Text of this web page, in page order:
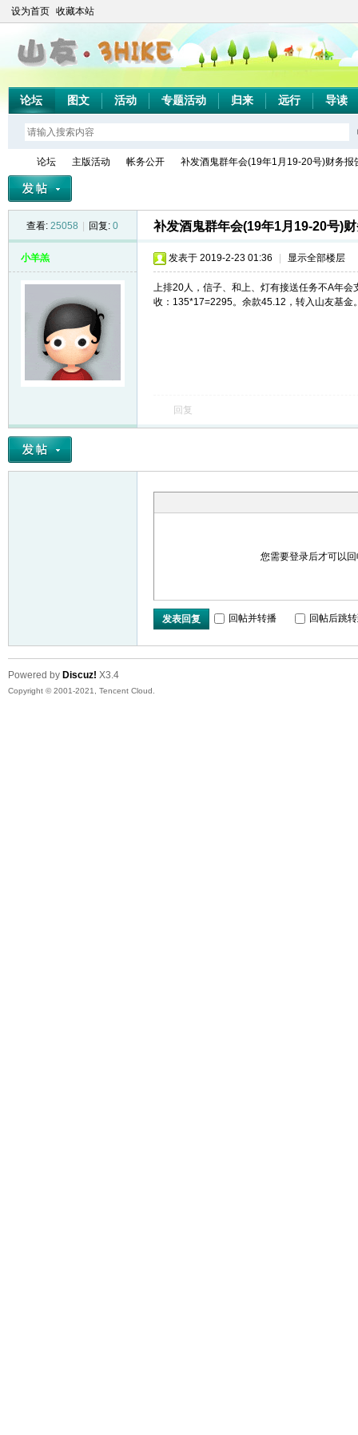
设为首页 收藏本站
论坛 图文 活动 专题活动 归来 远行 导读
论坛
›
主版活动
›
帐务公开
›
补发酒鬼群年会(19年1月19-20号)财务报
查看: 25058 回复: 0 补发酒鬼群年会(19年1月19-20号)
小羊羔 发表于 2019-2-23 01:36 显示全部楼层
上排20人，信子、和上、灯有接送任务不A年
收：135*17=2295。余款45.12，转入山友基金
回复
您需要登录后才可以
发表回复 回帖并转播 回帖后跳
Powered by Discuz! X3.4
Copyright © 2001-2021, Tencent Cloud.